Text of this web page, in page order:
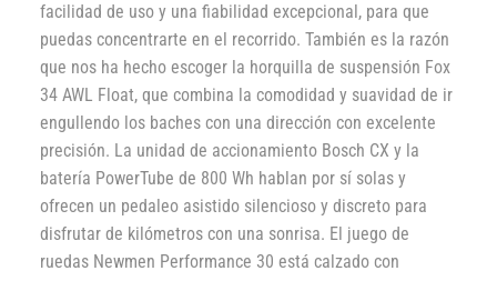
facilidad de uso y una fiabilidad excepcional, para que
puedas concentrarte en el recorrido. También es la razón
que nos ha hecho escoger la horquilla de suspensión Fox
34 AWL Float, que combina la comodidad y suavidad de ir
engullendo los baches con una dirección con excelente
precisión. La unidad de accionamiento Bosch CX y la
batería PowerTube de 800 Wh hablan por sí solas y
ofrecen un pedaleo asistido silencioso y discreto para
disfrutar de kilómetros con una sonrisa. El juego de
ruedas Newmen Performance 30 está calzado con